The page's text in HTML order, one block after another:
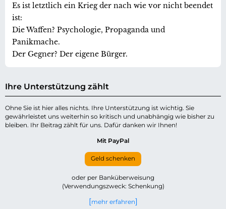
Es ist letztlich ein Krieg der nach wie vor nicht beendet
ist:
Die Waffen? Psychologie, Propaganda und
Panikmache.
Der Gegner? Der eigene Bürger.
Ihre Unterstützung zählt
Ohne Sie ist hier alles nichts. Ihre Unterstützung ist wichtig. Sie
gewährleistet uns weiterhin so kritisch und unabhängig wie bisher zu
bleiben. Ihr Beitrag zählt für uns. Dafür danken wir Ihnen!
Mit PayPal
Geld schenken
oder per Banküberweisung
(Verwendungszweck: Schenkung)
mehr erfahren